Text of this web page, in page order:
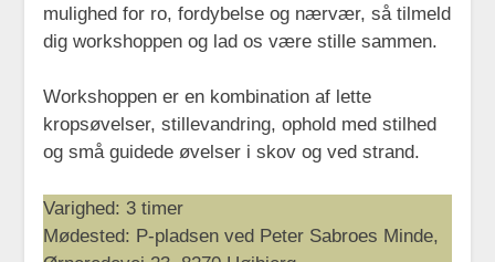
mulighed for ro, fordybelse og nærvær, så tilmeld
dig workshoppen og lad os være stille sammen.
Workshoppen er en kombination af lette
kropsøvelser, stillevandring, ophold med stilhed
og små guidede øvelser i skov og ved strand.
Varighed: 3 timer
Mødested: P-pladsen ved Peter Sabroes Minde,